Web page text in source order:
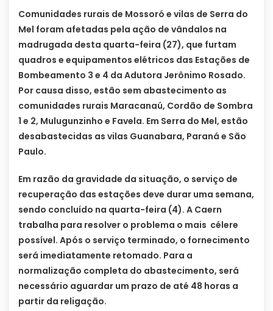
Comunidades rurais de Mossoró e vilas de Serra do
Mel foram afetadas pela ação de vândalos na
madrugada desta quarta-feira (27), que furtam
quadros e equipamentos elétricos das Estações de
Bombeamento 3 e 4 da Adutora Jerônimo Rosado.
Por causa disso, estão sem abastecimento as
comunidades rurais Maracanaú, Cordão de Sombra
1 e 2, Mulugunzinho e Favela. Em Serra do Mel, estão
desabastecidas as vilas Guanabara, Paraná e São
Paulo.
Em razão da gravidade da situação, o serviço de
recuperação das estações deve durar uma semana,
sendo concluído na quarta-feira (4). A Caern
trabalha para resolver o problema o mais célere
possível. Após o serviço terminado, o fornecimento
será imediatamente retomado. Para a
normalização completa do abastecimento, será
necessário aguardar um prazo de até 48 horas a
partir da religação.